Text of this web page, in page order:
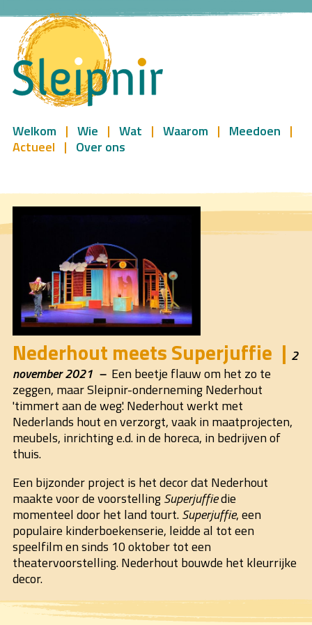
Welkom Wie Wat Waarom
Meedoen
Actueel
Over ons
Nederhout meets Superjuffie
2
november 2021
Een beetje flauw om het zo te
zeggen, maar Sleipnir-onderneming Nederhout
'timmert aan de weg'. Nederhout werkt met
Nederlands hout en verzorgt, vaak in maatprojecten,
meubels, inrichting e.d. in de horeca, in bedrijven of
thuis.
Een bijzonder project is het decor dat Nederhout
maakte voor de voorstellingSuperjuffiedie
momenteel door het land tourt.Superjuffie, een
populaire kinderboekenserie, leidde al tot een
speelfilm en sinds 10 oktober tot een
theatervoorstelling. Nederhout bouwde het kleurrijke
decor.